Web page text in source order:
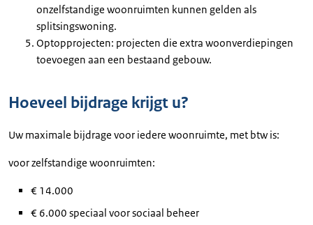
onzelfstandige woonruimten kunnen gelden als
splitsingswoning.
Optopprojecten: projecten die extra woonverdiepingen
toevoegen aan een bestaand gebouw.
Hoeveel bijdrage krijgt u?
Uw maximale bijdrage voor iedere woonruimte, met btw is:
voor zelfstandige woonruimten:
€ 14.000
€ 6.000 speciaal voor sociaal beheer